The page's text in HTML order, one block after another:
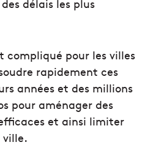
délais les plus
compliqué pour les villes
rapidement ces
années et des millions
pour aménager des
et ainsi limiter
ville.